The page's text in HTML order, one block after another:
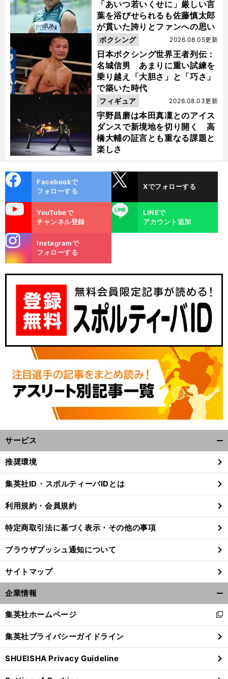
前
「あいつ若いくせに」厳しい言
葉を浴びせられるも佐藤慎太郎
が貫いた誇りとファンへの思い
日本ボクシング世界王者列伝：
名城信男 あまりに重い試練を
乗り越え「大胆さ」と「巧さ」
で築いた時代
2026.08.05更新
ボクシング
宇野昌磨は本田真凜とのアイス
ダンスで新境地を切り開く 高
橋大輔の証言とも重なる課題と
楽しさ
2026.08.03更新
フィギュア
ok
Facebookで
フォローする
Xでフォローする
YouTubeで
チャンネル登録
LINE
LINEで
アカウント追加
m
Instagramで
フォローする
サービス
閉
る
推奨環境
集英社ID・スポルティーバIDとは
利用規約・会員規約
特定商取引法に基づく表示・その他の事項
ブラウザプッシュ通知について
サイトマップ
企業情報
閉
る
集英社ホームページ
新
し
い
ウ
ィ
ン
集英社プライバシーガイドライン
SHUEISHA Privacy Guideline